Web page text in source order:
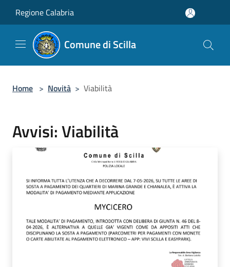
Regione Calabria
Comune di Scilla
Home > Novità > Viabilità
Avvisi: Viabilità